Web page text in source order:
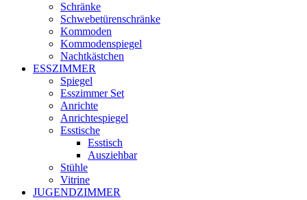
Schränke
Schwebetürenschränke
Kommoden
Kommodenspiegel
Nachtkästchen
ESSZIMMER
Spiegel
Esszimmer Set
Anrichte
Anrichtespiegel
Esstische
Esstisch
Ausziehbar
Stühle
Vitrine
JUGENDZIMMER